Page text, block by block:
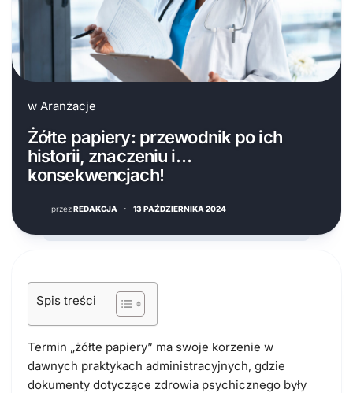
w Aranżacje
Żółte papiery: przewodnik po ich
historii, znaczeniu i…
konsekwencjach!
przezREDAKCJA · 13 PAŹDZIERNIKA 2024
Spis treści
Termin „żółte papiery” ma swoje korzenie w
dawnych praktykach administracyjnych, gdzie
dokumenty dotyczące zdrowia psychicznego były